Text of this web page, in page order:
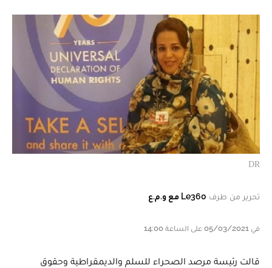
DR
تحرير من طرف Le360 مع و.م.ع
في 05/03/2021 على الساعة 14:00
قالت رئيسة مرصد الصحراء للسلم والديمقراطية وحقوق